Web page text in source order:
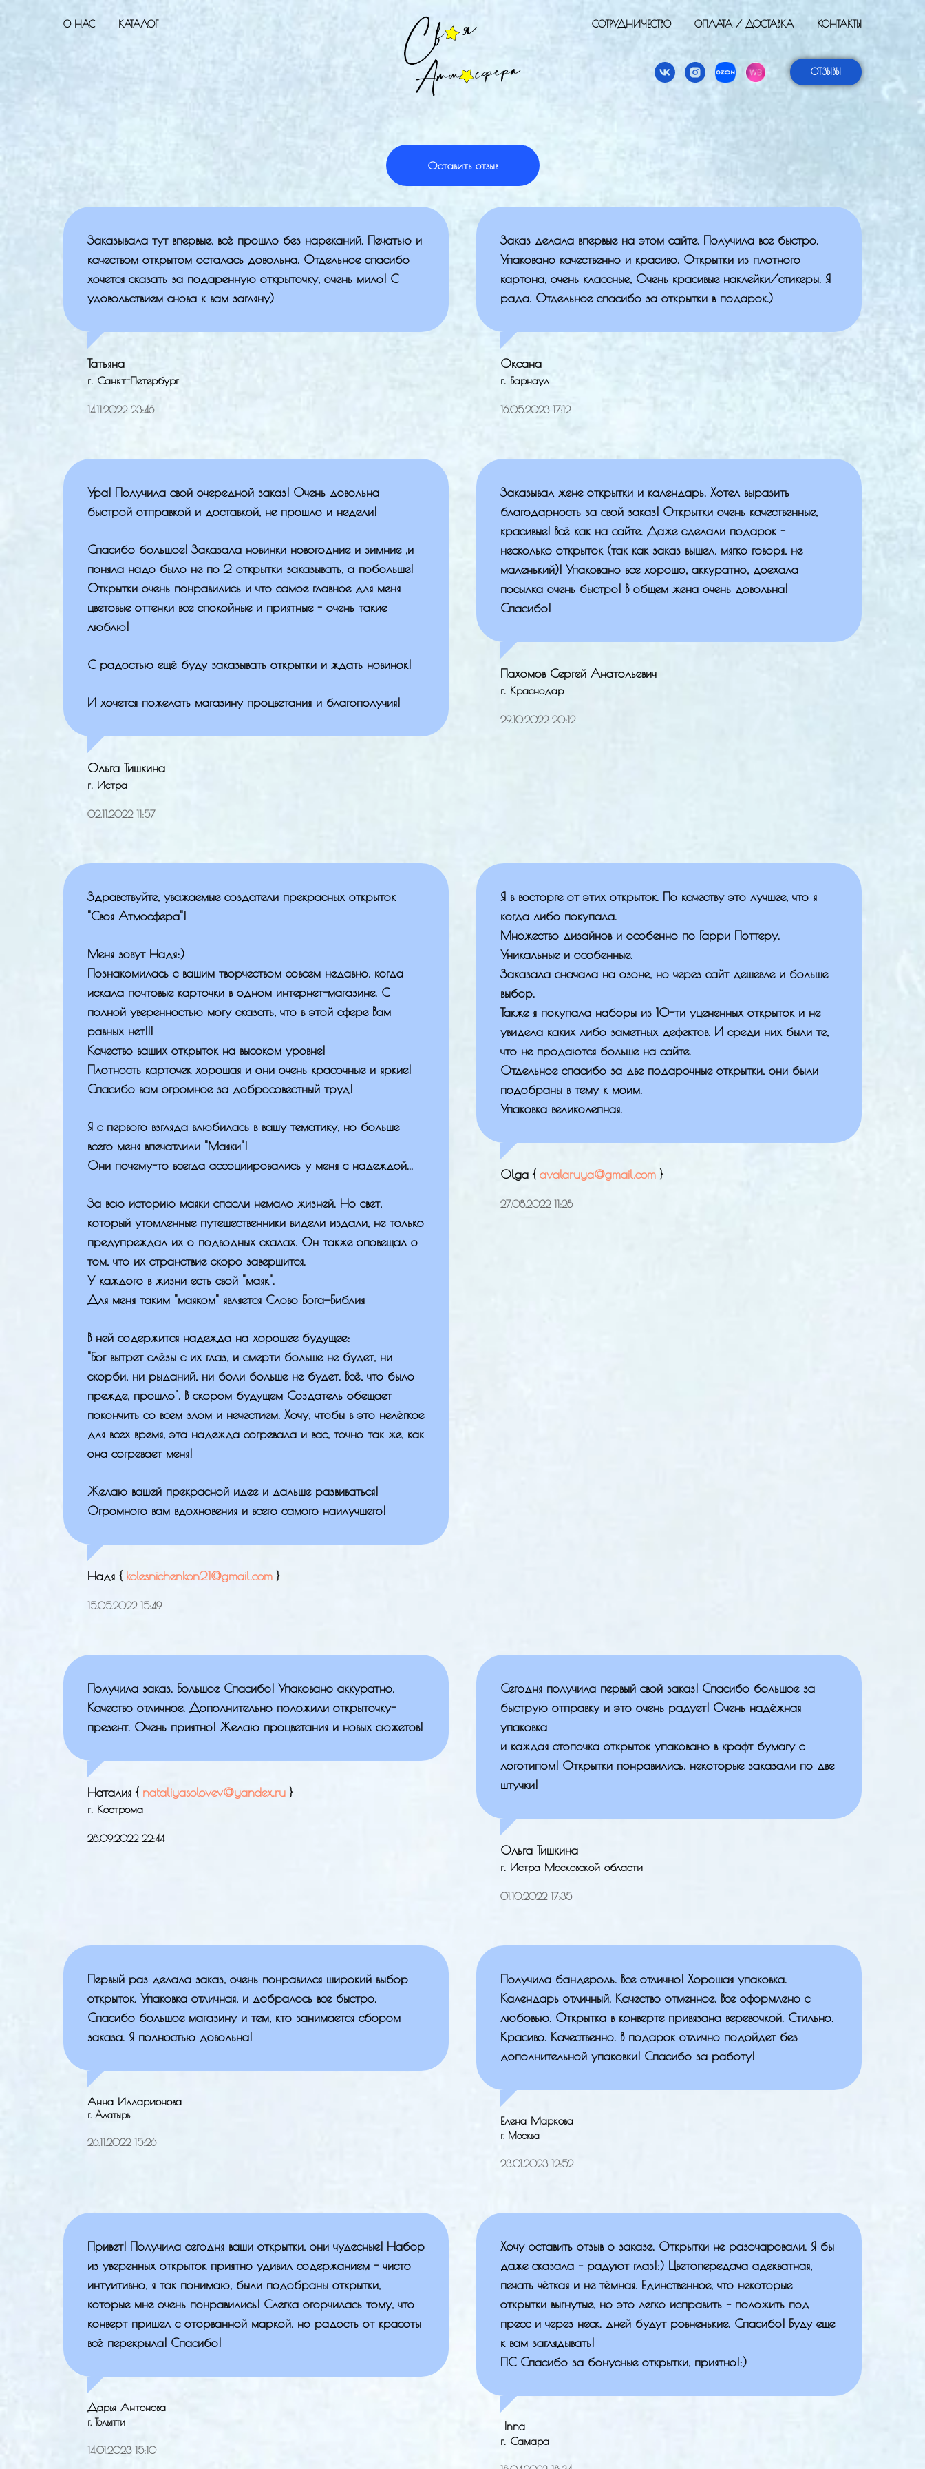
О НАС КАТАЛОГ СОТРУДНИЧЕСТВО ОПЛАТА / ДОСТАВКА КОНТАКТЫ
ОТЗЫВЫ
Оставить отзыв
Заказывала тут впервые, всё прошло без нареканий. Печатью и
качеством открытом осталась довольна. Отдельное спасибо
хочется сказать за подаренную открыточку, очень мило! С
удовольствием снова к вам загляну)
Татьяна
г. Санкт-Петербург
14.11.2022 23:46
Заказ делала впервые на этом сайте. Получила все быстро.
Упаковано качественно и красиво. Открытки из плотного
картона, очень классные, Очень красивые наклейки/стикеры. Я
рада. Отдельное спасибо за открытки в подарок.)
Оксана
г. Барнаул
16.05.2023 17:12
Ура! Получила свой очередной заказ! Очень довольна
быстрой отправкой и доставкой, не прошло и недели!
Спасибо большое! Заказала новинки новогодние и зимние ,и
поняла надо было не по 2 открытки заказывать, а побольше!
Открытки очень понравились и что самое главное для меня
цветовые оттенки все спокойные и приятные - очень такие
люблю!
С радостью ещё буду заказывать открытки и ждать новинок!
И хочется пожелать магазину процветания и благополучия!
Ольга Тишкина
г. Истра
02.11.2022 11:57
Заказывал жене открытки и календарь. Хотел выразить
благодарность за свой заказ! Открытки очень качественные,
красивые! Всё как на сайте. Даже сделали подарок -
несколько открыток (так как заказ вышел, мягко говоря, не
маленький)! Упаковано все хорошо, аккуратно, доехала
посылка очень быстро! В общем жена очень довольна!
Спасибо!
Пахомов Сергей Анатольевич
г. Краснодар
29.10.2022 20:12
Здравствуйте, уважаемые создатели прекрасных открыток
"Своя Атмосфера"!
Меня зовут Надя:)
Познакомилась с вашим творчеством совсем недавно, когда
искала почтовые карточки в одном интернет-магазине. С
полной уверенностью могу сказать, что в этой сфере Вам
равных нет!!!
Качество ваших открыток на высоком уровне!
Плотность карточек хорошая и они очень красочные и яркие!
Спасибо вам огромное за добросовестный труд!
Я с первого взгляда влюбилась в вашу тематику, но больше
всего меня впечатлили "Маяки"!
Они почему-то всегда ассоциировались у меня с надеждой...
За всю историю маяки спасли немало жизней. Но свет,
который утомленные путешественники видели издали, не только
предупреждал их о подводных скалах. Он также оповещал о
том, что их странствие скоро завершится.
У каждого в жизни есть свой "маяк".
Для меня таким "маяком" является Слово Бога—Библия
В ней содержится надежда на хорошее будущее:
"Бог вытрет слёзы с их глаз, и смерти больше не будет, ни
скорби, ни рыданий, ни боли больше не будет. Всё, что было
прежде, прошло". В скором будущем Создатель обещает
покончить со всем злом и нечестием. Хочу, чтобы в это нелёгкое
для всех время, эта надежда согревала и вас, точно так же, как
она согревает меня!
Желаю вашей прекрасной идее и дальше развиваться!
Огромного вам вдохновения и всего самого наилучшего!
Надя { kolesnichenkon21@gmail.com }
15.05.2022 15:49
Я в восторге от этих открыток. По качеству это лучшее, что я
когда либо покупала.
Множество дизайнов и особенно по Гарри Поттеру.
Уникальные и особенные.
Заказала сначала на озоне, но через сайт дешевле и больше
выбор.
Также я покупала наборы из 10-ти уцененных открыток и не
увидела каких либо заметных дефектов. И среди них были те,
что не продаются больше на сайте.
Отдельное спасибо за две подарочные открытки, они были
подобраны в тему к моим.
Упаковка великолепная.
Olga { avalaruya@gmail.com }
27.08.2022 11:28
Получила заказ. Большое Спасибо! Упаковано аккуратно,
Качество отличное. Дополнительно положили открыточку-
презент. Очень приятно! Желаю процветания и новых сюжетов!
Наталия { nataliyasolovev@yandex.ru }
г. Кострома
28.09.2022 22:44
Сегодня получила первый свой заказ! Спасибо большое за
быструю отправку и это очень радует! Очень надёжная
упаковка
и каждая стопочка открыток упаковано в крафт бумагу с
логотипом! Открытки понравились, некоторые заказали по две
штучки!
Ольга Тишкина
г. Истра Московской области
01.10.2022 17:35
Первый раз делала заказ, очень понравился широкий выбор
открыток. Упаковка отличная, и добралось все быстро.
Спасибо большое магазину и тем, кто занимается сбором
заказа. Я полностью довольна!
Анна Илларионова
г. Алатырь
26.11.2022 15:26
Получила бандероль. Все отлично! Хорошая упаковка.
Календарь отличный. Качество отменное. Все оформлено с
любовью. Открытка в конверте привязана веревочкой. Стильно.
Красиво. Качественно. В подарок отлично подойдет без
дополнительной упаковки! Спасибо за работу!
Елена Маркова
г. Москва
23.01.2023 12:52
Привет! Получила сегодня ваши открытки, они чудесные! Набор
из уверенных открыток приятно удивил содержанием - чисто
интуитивно, я так понимаю, были подобраны открытки,
которые мне очень понравились! Слегка огорчилась тому, что
конверт пришел с оторванной маркой, но радость от красоты
всё перекрыла! Спасибо!
Дарья Антонова
г. Тольятти
14.01.2023 15:10
Хочу оставить отзыв о заказе. Открытки не разочаровали. Я бы
даже сказала – радуют глаз!:) Цветопередача адекватная,
печать чёткая и не тёмная. Единственное, что некоторые
открытки выгнутые, но это легко исправить – положить под
пресс и через неск. дней будут ровненькие. Спасибо! Буду еще
к вам заглядывать!
ПС Спасибо за бонусные открытки, приятно!:)
Inna
г. Самара